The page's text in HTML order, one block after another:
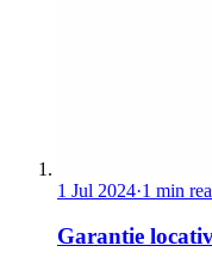
1 Jul 2024·1 min
Garantie